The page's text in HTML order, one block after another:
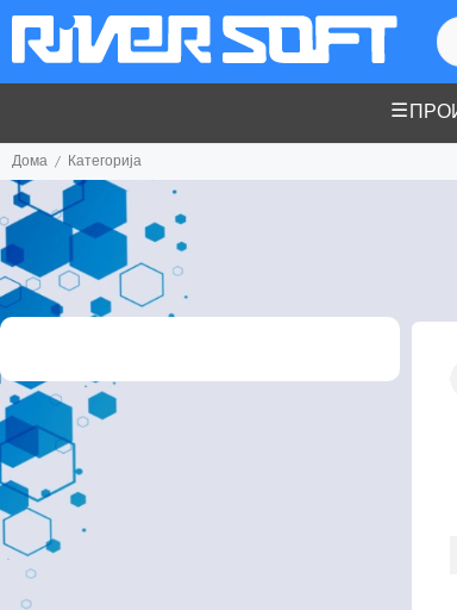
Дома Категорија